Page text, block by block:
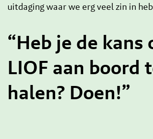
uitdaging waar we erg veel zin in
“Heb je de kans
LIOF aan boord
halen? Doen!”